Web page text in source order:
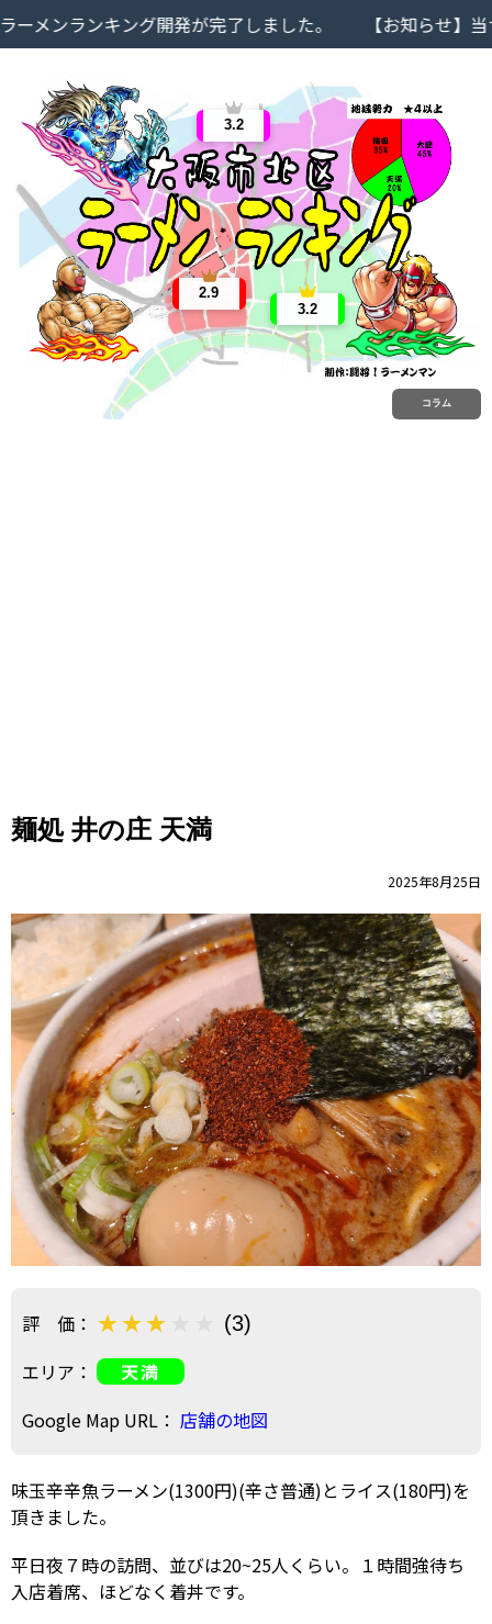
ンランキング開発が完了しました。 【お知らせ】当サ
3.2
3.2
2.9
コラム
麺処 井の庄 天満
2025年8月25日
評 価： (3)
エリア：
天満
Google Map URL： 店舗の地図
味玉辛辛魚ラーメン(1300円)(辛さ普通)とライス(180円)を
頂きました。
平日夜７時の訪問、並びは20~25人くらい。１時間強待ち
入店着席、ほどなく着丼です。